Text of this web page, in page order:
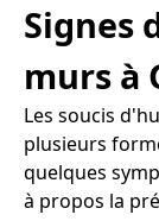
Signes
murs à
Les soucis
plusieurs
quelques
à propos la